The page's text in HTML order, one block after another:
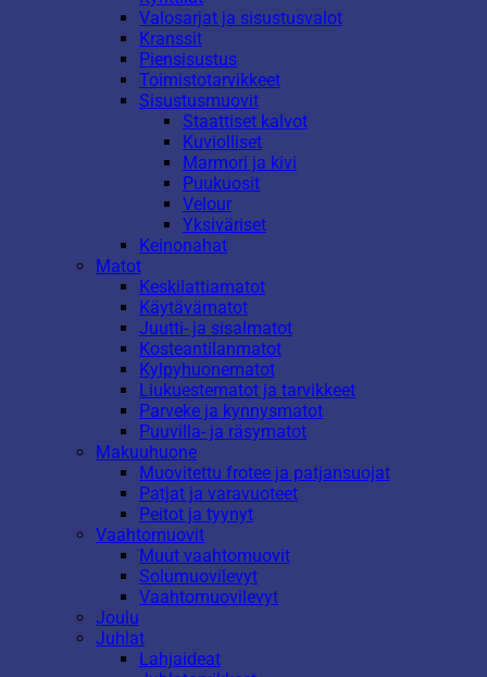
Valosarjat ja sisustusvalot
Kranssit
Piensisustus
Toimistotarvikkeet
Sisustusmuovit
Staattiset kalvot
Kuviolliset
Marmori ja kivi
Puukuosit
Velour
Yksiväriset
Keinonahat
Matot
Keskilattiamatot
Käytävämatot
Juutti- ja sisalmatot
Kosteantilanmatot
Kylpyhuonematot
Liukuestematot ja tarvikkeet
Parveke ja kynnysmatot
Puuvilla- ja räsymatot
Makuuhuone
Muovitettu frotee ja patjansuojat
Patjat ja varavuoteet
Peitot ja tyynyt
Vaahtomuovit
Muut vaahtomuovit
Solumuovilevyt
Vaahtomuovilevyt
Joulu
Juhlat
Lahjaideat